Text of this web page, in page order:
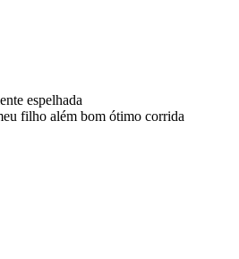
espelhada
filho além bom ótimo corrida